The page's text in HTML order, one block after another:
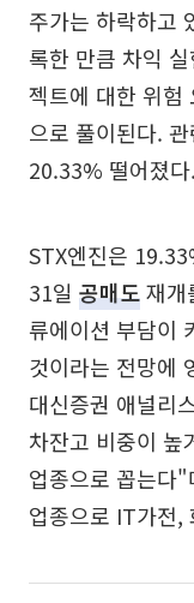
주가는 하락하고
록한 만큼 차익
젝트에 대한 위험
으로 풀이된다.
20.33% 떨어졌다.
STX엔진은
31일 공매도재개
류에이션 부담이
것이라는 전망에
대신증권 애널리
차잔고 비중이 높
업종으로 꼽는다
업종으로 IT가전,